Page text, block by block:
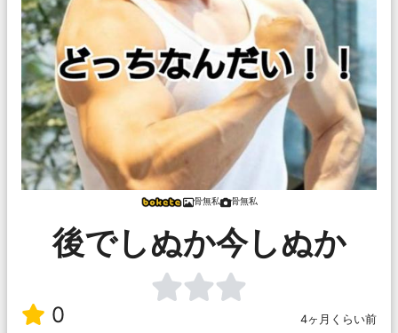
骨無私 骨無私
後でしぬか今しぬか
0 4ヶ月くらい前